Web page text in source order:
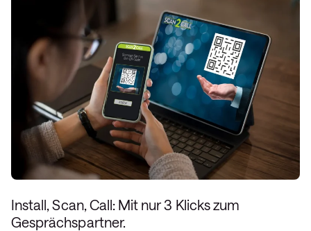
Install, Scan, Call: Mit nur 3 Klicks zum
Gesprächspartner.